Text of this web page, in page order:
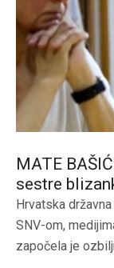
MATE
sestre
Hrvatska
SNV-om,
započela je